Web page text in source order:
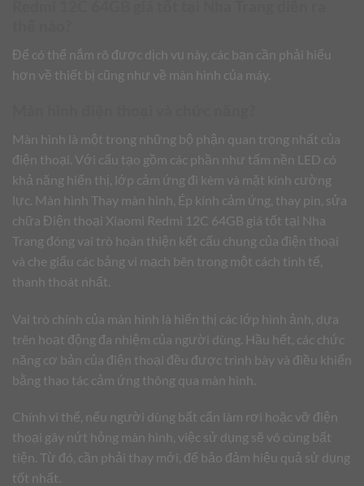
Để có thể nắm rõ được dịch vụ này, các bạn cần phải hiểu
hơn về thiết bị cũng như về màn hình của máy.
Màn hình là một trong những bộ phận quan trọng nhất của
điện thoại. Với cấu tạo gồm các phần như tấm nền LED có
khả năng hiển thị, lớp cảm ứng đi kèm và mặt kính cường
lực. Màn hình Thay màn hình, Ép kính cảm ứng, thay pin, sửa
chữa Điện thoại Xiaomi Redmi 12C 64GB giá tốt tại Nha
Trang đóng vai trò hoàn thiện kết cấu chung của điện thoại
và che giấu các bảng vi mạch bên trong một cách tinh tế,
thanh thoát nhất.
Vai trò chính của màn hình là hiển thị các lớp hình ảnh, dựa
trên hoạt động đa nhiệm của người dùng. Hầu hết, các chức
năng cơ bản của điện thoại đều được trình bày và điều khiển
bằng thao tác cảm ứng thông qua màn hình.
Chính vì thế, nếu người dùng bất cẩn làm rơi hoặc vỡ điện
thoại gây nứt hỏng màn hình, việc sử dụng sẽ vô cùng bất
tiện. Từ đó, cần phải thay mới, để bảo đảm hiệu quả sử dụng
tốt nhất.